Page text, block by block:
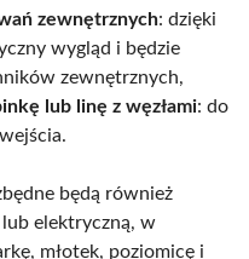
zewnętrznych: dzięki
wygląd i będzie
zewnętrznych,
lub linę z węzłami: do
będą również
lub elektryczną, w
młotek, poziomicę i